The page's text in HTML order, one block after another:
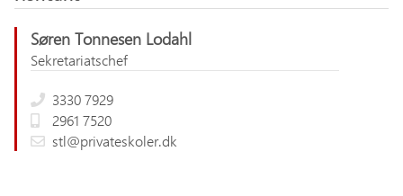
Søren Tonnesen Lodahl
Sekretariatschef
3330 7929
2961 7520
stl@privateskoler.dk